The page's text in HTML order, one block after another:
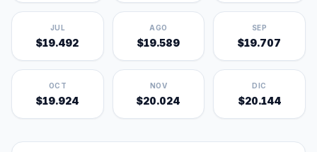
JUL
$19.492
AGO
$19.589
SEP
$19.707
OCT
$19.924
NOV
$20.024
DIC
$20.144